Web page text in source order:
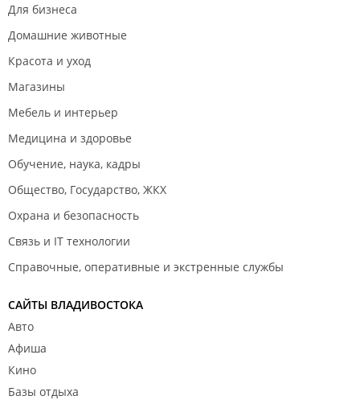
Для бизнеса
Домашние животные
Красота и уход
Магазины
Мебель и интерьер
Медицина и здоровье
Обучение, наука, кадры
Общество, Государство, ЖКХ
Охрана и безопасность
Связь и IT технологии
Справочные, оперативные и экстренные службы
САЙТЫ ВЛАДИВОСТОКА
Авто
Афиша
Кино
Базы отдыха